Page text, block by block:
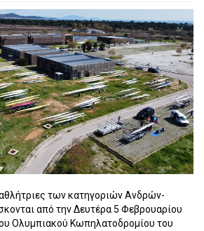
των κατηγοριών Ανδρών-
από την Δευτέρα 5 Φεβρουαρίου
Ολυμπιακού Κωπηλατοδρομίου του